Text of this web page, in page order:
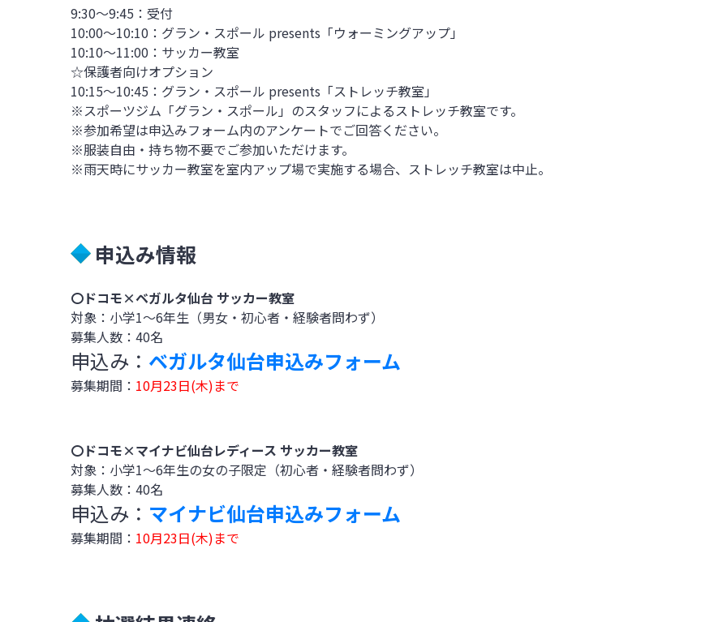
9:30～9:45 ：受付
10:00～10:10 ：グラン・スポール presents 「ウォーミングアップ」
10:10～11:00 ：サッカー教室
☆保護者向けオプション
10:15～10:45 ：グラン・スポール presents 「ストレッチ教室」
※スポーツジム「グラン・スポール」のスタッフによるストレッチ教室です。
※参加希望は申込みフォーム内のアンケートでご回答ください。
※服装自由・持ち物不要でご参加いただけます。
※雨天時にサッカー教室を室内アップ場で実施する場合、ストレッチ教室は中止。
申込み情報
〇ドコモ×ベガルタ仙台 サッカー教室
対象：小学1～6年生（男女・初心者・経験者問わず）
募集人数： 40名
申込み： ベガルタ仙台申込みフォーム
募集期間： 10月23日(木)まで
〇ドコモ×マイナビ仙台レディース サッカー教室
対象：小学1～6年生の女の子限定（初心者・経験者問わず）
募集人数： 40名
申込み： マイナビ仙台申込みフォーム
募集期間： 10月23日(木)まで